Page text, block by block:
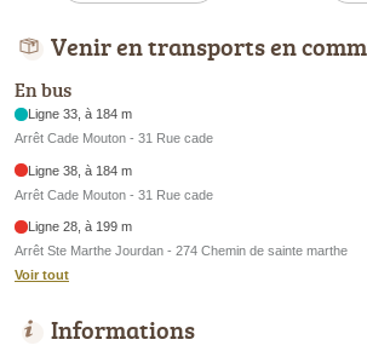
Venir en transports en
En bus
Ligne 33, à 184 m
Arrêt Cade Mouton - 31 Rue cade
Ligne 38, à 184 m
Arrêt Cade Mouton - 31 Rue cade
Ligne 28, à 199 m
Arrêt Ste Marthe Jourdan - 274 Chemin de sainte marthe
Voir tout
Informations